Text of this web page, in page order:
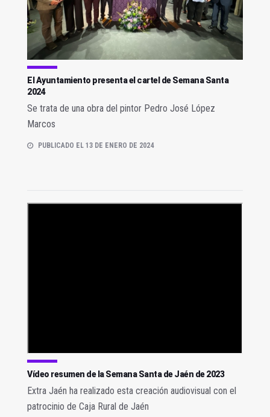
El Ayuntamiento presenta el cartel de Semana Santa
2024
Se trata de una obra del pintor Pedro José López
Marcos
PUBLICADO EL 13 DE ENERO DE 2024
Vídeo resumen de la Semana Santa de Jaén de 2023
Extra Jaén ha realizado esta creación audiovisual con el
patrocinio de Caja Rural de Jaén